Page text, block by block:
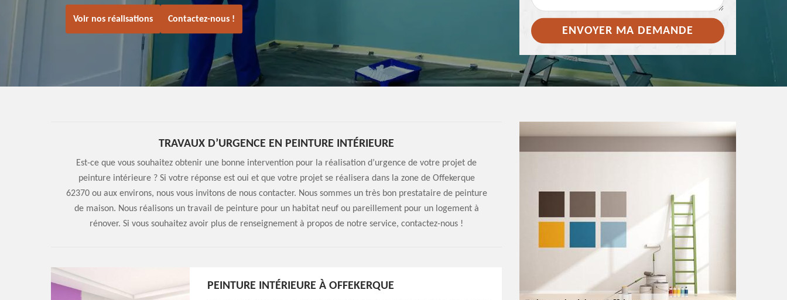
Voir nos réalisations Contactez-nous !
TRAVAUX D’URGENCE EN PEINTURE INTÉRIEURE
Est-ce que vous souhaitez obtenir une bonne intervention pour la réalisation d’urgence de votre projet de
peinture intérieure ? Si votre réponse est oui et que votre projet se réalisera dans la zone de Offekerque
62370 ou aux environs, nous vous invitons de nous contacter. Nous sommes un très bon prestataire de peinture
de maison. Nous réalisons un travail de peinture pour un habitat neuf ou pareillement pour un logement à
rénover. Si vous souhaitez avoir plus de renseignement à propos de notre service, contactez-nous !
PEINTURE INTÉRIEURE À OFFEKERQUE